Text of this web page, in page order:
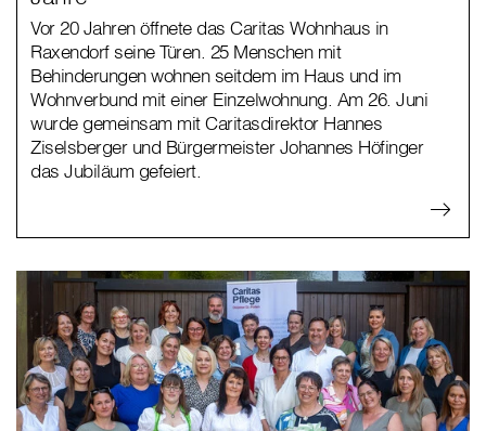
Vor 20 Jahren öffnete das Caritas Wohnhaus in
Raxendorf seine Türen. 25 Menschen mit
Behinderungen wohnen seitdem im Haus und im
Wohnverbund mit einer Einzelwohnung. Am 26. Juni
wurde gemeinsam mit Caritasdirektor Hannes
Ziselsberger und Bürgermeister Johannes Höfinger
das Jubiläum gefeiert.